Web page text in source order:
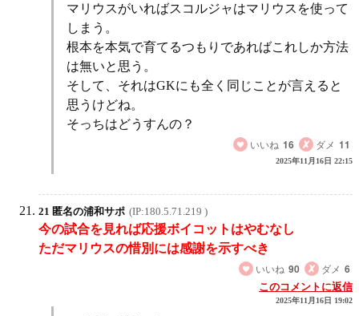
マリウスがいればスコルジャはマリウスを使って
しまう。
根本を本気で育てるつもりであればこれしか方法
は無いと思う。
そして、それはGKにも全く同じことが言えると
思うけどね。
そっちはどうすんの？
いいね 16 ダメ 11
2025年11月16日 22:15
21 匿名の浦和サポ (IP:180.5.71.219 )
今の試合を見れば応援ボイコットはやむなし
ただマリウスの惜別には感謝を示すべき
いいね 90 ダメ 6
このコメントに返信
2025年11月16日 19:02